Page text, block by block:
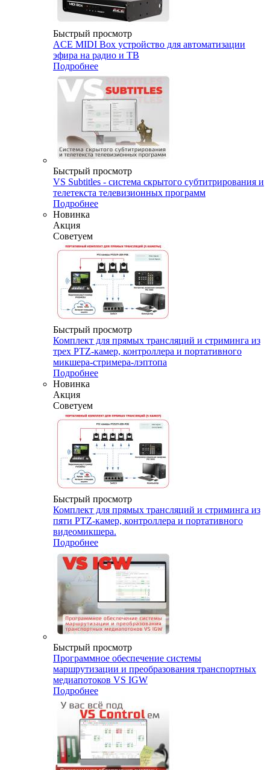
Быстрый просмотр
ACE MIDI Box устройство для автоматизации
эфира на радио и ТВ
Подробнее
Быстрый просмотр
VS Subtitles - система скрытого субтитрирования и
телетекста телевизионных программ
Подробнее
Новинка
Акция
Советуем
Быстрый просмотр
Комплект для прямых трансляций и стриминга из
трех PTZ-камер, контроллера и портативного
микшера-стримера-лэптопа
Подробнее
Новинка
Акция
Советуем
Быстрый просмотр
Комплект для прямых трансляций и стриминга из
пяти PTZ-камер, контроллера и портативного
видеомикшера.
Подробнее
Быстрый просмотр
Программное обеспечение системы
маршрутизации и преобразования транспортных
медиапотоков VS IGW
Подробнее